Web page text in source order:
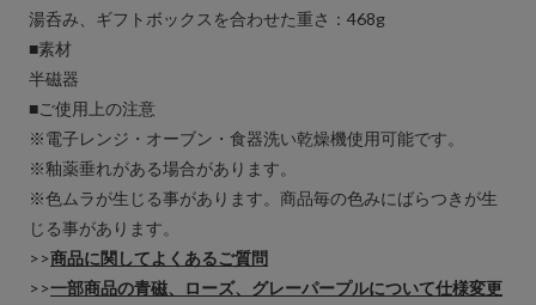
湯呑み、ギフトボックスを合わせた重さ：468g
■素材
半磁器
■ご使用上の注意
※電子レンジ・オーブン・食器洗い乾燥機使用可能です。
※釉薬垂れがある場合があります。
※色ムラが生じる事があります。商品毎の色みにばらつきが生
じる事があります。
>>商品に関してよくあるご質問
>>一部商品の青磁、ローズ、グレーパープルについて仕様変更